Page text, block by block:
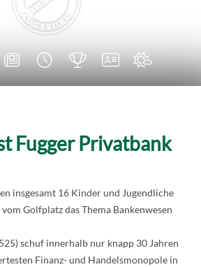
    
Fugger Privatbank
insgesamt 16 Kinder und Jugendliche
Golfplatz das Thema Bankenwesen
schuf innerhalb nur knapp 30 Jahren
Finanz- und Handelsmonopole in